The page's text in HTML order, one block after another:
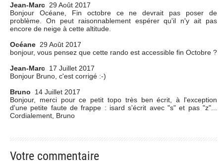
Jean-Marc 29 Août 2017
Bonjour Océane, Fin octobre ce ne devrait pas poser de
problème. On peut raisonnablement espérer qu'il n'y ait pas
encore de neige à cette altitude.
Océane 29 Août 2017
bonjour, vous pensez que cette rando est accessible fin Octobre ?
Jean-Marc 17 Juillet 2017
Bonjour Bruno, c'est corrigé :-)
Bruno
14 Juillet 2017
Bonjour, merci pour ce petit topo très ben écrit, à l'exception
d'une petite faute de frappe : isard s'écrit avec "s" et pas "z"...
Cordialement, Bruno
Votre commentaire